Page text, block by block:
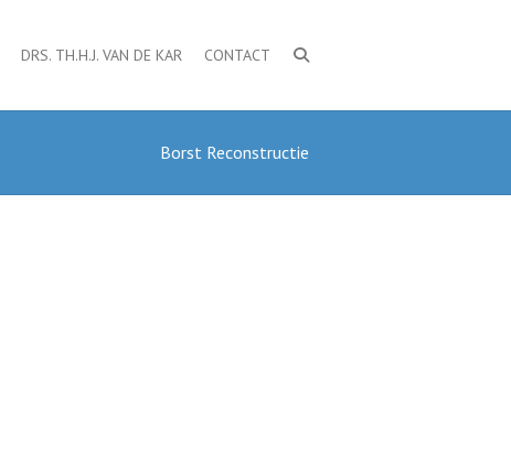
DRS. TH.H.J. VAN DE KAR CONTACT
Borst Reconstructie